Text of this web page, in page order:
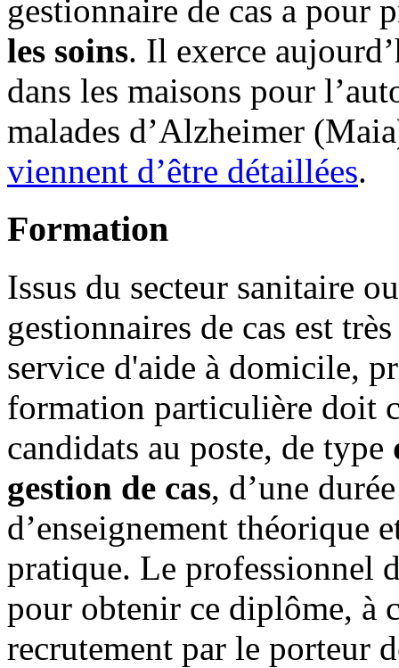
gestionnaire de cas a pour
les soins. Il exerce
dans les maisons pour
malades d’Alzheimer
viennent d’être détaillées.
Formation
Issus du secteur sanitaire
gestionnaires de cas est
service d'aide à domicile,
formation particulière doit
candidats au poste, de type
gestion de cas, d’une
d’enseignement théorique
pratique. Le professionnel
pour obtenir ce diplôme, à
recrutement par le porteur